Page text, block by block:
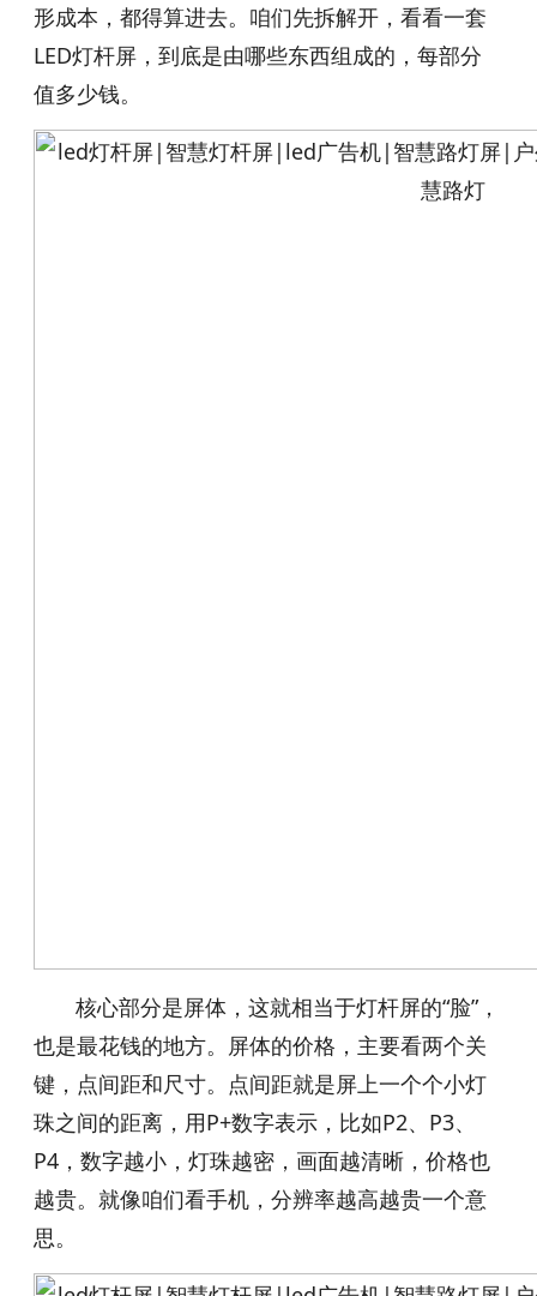
形成本，都得算进去。咱们先拆解开，看看一套
LED灯杆屏，到底是由哪些东西组成的，每部分
值多少钱。
核心部分是屏体，这就相当于灯杆屏的“脸”，
也是最花钱的地方。屏体的价格，主要看两个关
键，点间距和尺寸。点间距就是屏上一个个小灯
珠之间的距离，用P+数字表示，比如P2、P3、
P4，数字越小，灯珠越密，画面越清晰，价格也
越贵。就像咱们看手机，分辨率越高越贵一个意
思。